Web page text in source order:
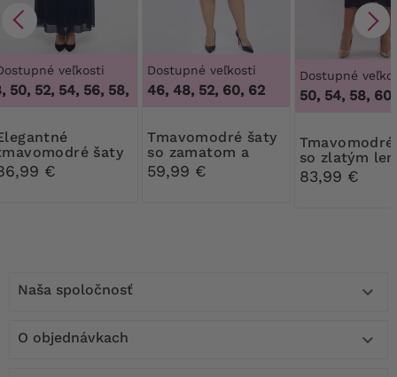
veľkosti
52, 54, 56, 58, 60, 62, 64,46, 48, 50, 52, 54, 56, 58,
šaty
ozdobou
€
Dostupné veľkosti
46, 48, 52, 60, 62
Tmavomodré šaty
so zamatom a
flitrami
59,99 €
Dostupné
50, 54, 58,
Tmavomodré šaty
so zlatým
83,99 €
Naša spoločnosť 
O objednávkach 